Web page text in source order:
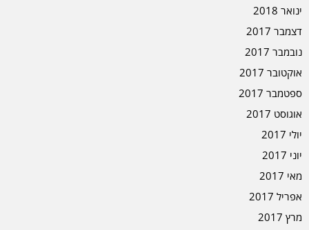
ינואר 2018
דצמבר 2017
נובמבר 2017
אוקטובר 2017
ספטמבר 2017
אוגוסט 2017
יולי 2017
יוני 2017
מאי 2017
אפריל 2017
מרץ 2017